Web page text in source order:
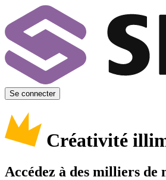
Se connecter
Créativité
Accédez à des milliers de